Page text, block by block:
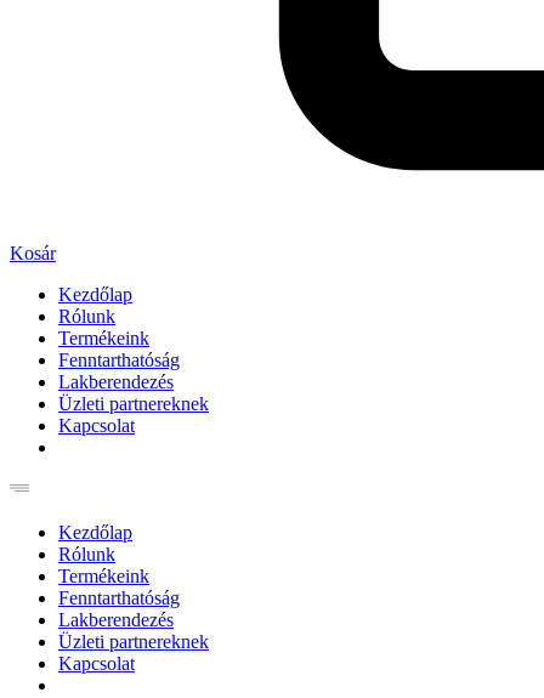
Kosár
Kezdőlap
Rólunk
Termékeink
Fenntarthatóság
Lakberendezés
Üzleti partnereknek
Kapcsolat
Kezdőlap
Rólunk
Termékeink
Fenntarthatóság
Lakberendezés
Üzleti partnereknek
Kapcsolat